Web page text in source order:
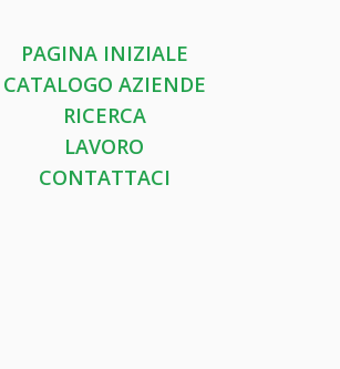
PAGINA INIZIALE
CATALOGO AZIENDE
RICERCA
LAVORO
CONTATTACI